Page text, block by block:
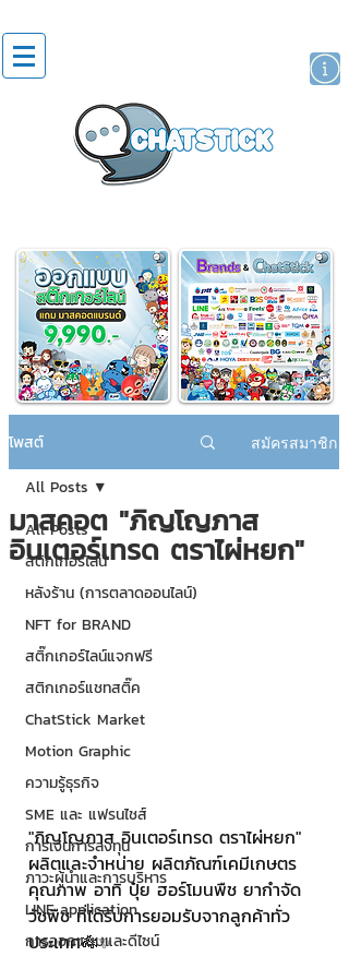
โพสต์ สมัครสมาชิก
All Posts
สติกเกอร์ไลน์
หลังร้าน (การตลาดออนไลน์)
NFT for BRAND
สติ๊กเกอร์ไลน์แจกฟรี
สติกเกอร์แชทสติ๊ค
ChatStick Market
Motion Graphic
ความรู้ธุรกิจ
SME และ แฟรนไชส์
การเงินการลงทุน
ภาวะผู้นำและการบริหาร
LINE application
การออกแบบและดีไซน์
All Posts
มาสคอต "ภิญโญภาส
อินเตอร์เทรด ตราไผ่หยก"
"ภิญโญภาส อินเตอร์เทรด ตราไผ่หยก"
ผลิตและจำหน่าย ผลิตภัณฑ์เคมีเกษตร
คุณภาพ อาทิ ปุ๋ย ฮอร์โมนพืช ยากำจัด
วัชพืช ที่ได้รับการยอมรับจากลูกค้าทั่ว
ประเทศ🎋✨